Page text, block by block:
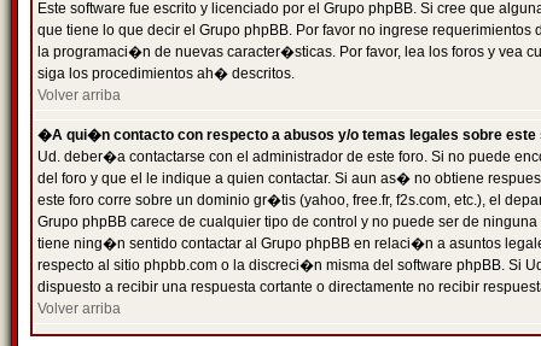
Este software fue escrito y licenciado por el Grupo phpBB. Si cree que
que tiene lo que decir el Grupo phpBB. Por favor no ingrese
la programaci�n de nuevas caracter�sticas. Por favor, lea los foros y vea
siga los procedimientos ah� descritos.
Volver arriba
�A qui�n contacto con respecto a abusos y/o temas legales sobre este
Ud. deber�a contactarse con el administrador de este foro. Si no puede
del foro y que el le indique a quien contactar. Si aun as� no obtiene
este foro corre sobre un dominio gr�tis (yahoo, free.fr, f2s.com, etc.), el
Grupo phpBB carece de cualquier tipo de control y no puede ser de
tiene ning�n sentido contactar al Grupo phpBB en relaci�n a asuntos
respecto al sitio phpbb.com o la discreci�n misma del software phpBB. Si
dispuesto a recibir una respuesta cortante o directamente no recibir
Volver arriba